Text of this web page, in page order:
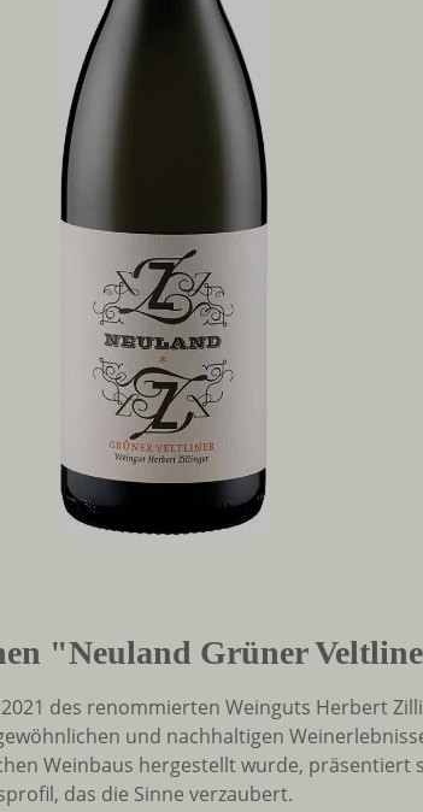
"Neuland Grüner
des renommierten Weinguts Herbert
und nachhaltigen
Weinbaus hergestellt wurde, präsentiert
das die Sinne verzaubert.